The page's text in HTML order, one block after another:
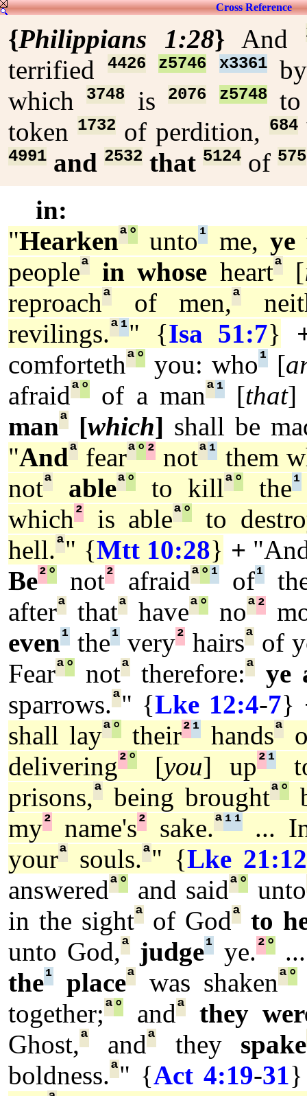
Cross Reference
{Philippians 1:28}And
terrified 4426 z5746 x3361
which
3748 is 2076 z5748to
token 1732 of perdition, 684
4991 and 2532 that 5124 of 575
in:
"Hearkenª° unto¹me, ye
peopleª in whose heartª [
reproachª of men,ª
revilings.ª¹" {Isa 51:7}
comfortethª° you: who¹ [
afraidª° of a manª¹[that]
manª [which] shall be
"Andª fearª° ² notª¹ them
notª ableª°to killª° the¹
which² is ableª°
to
hell.ª" {Mtt 10:28} +
Be²° not² afraidª° ¹of¹
afterª thatª haveª° noª²
even¹ the¹ very² hairsª of
Fearª° notªtherefore:ª
ye
sparrows.ª" {Lke 12:4-7}
shall layª° their²¹handsª
delivering²° [you] up²¹
prisons,ª being broughtª°
my² name's² sake.ª¹ ¹...
yourª souls.ª" {Lke 21:12
answeredª° and saidª° unto
in the sightªof Godª to
unto God,ª judge¹ ye.²°...
the¹ placeª was shakenª°
together;ª° andª
they
Ghost,ª andª they spake
boldness.ª" {Act 4:19-31}